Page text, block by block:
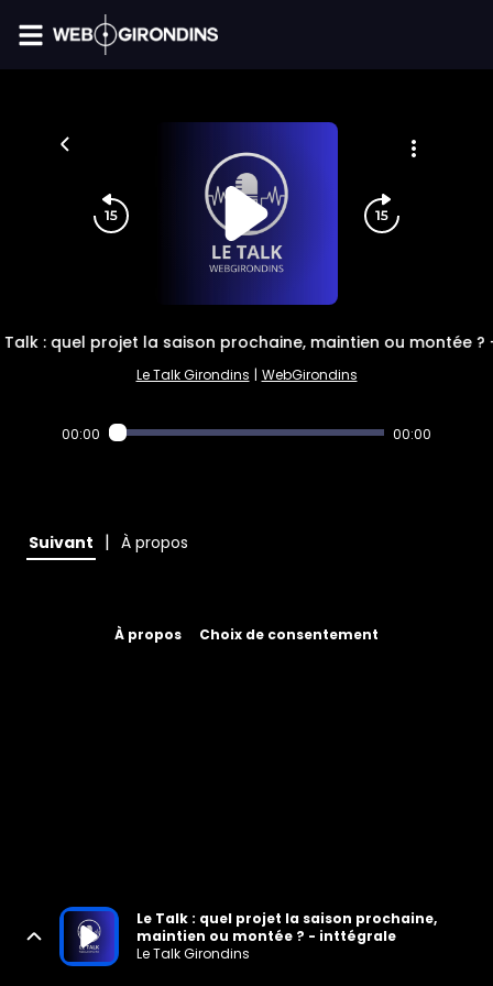
Talk : quel projet la saison prochaine, maintien ou montée
Le Talk Girondins | WebGirondins
00:00 00:00
Suivant | À propos
À propos Choix de consentement
Le Talk : quel projet la saison prochaine,
maintien ou montée ? - inttégrale
Le Talk Girondins